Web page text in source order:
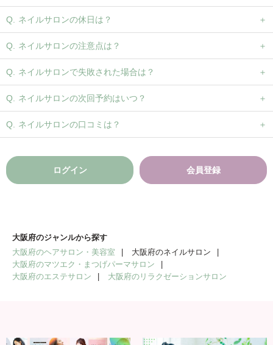
ネイルサロンの休日は？
ネイルサロンの注意点は？
ネイルサロンで失敗された場合は？
ネイルサロンの次回予約はいつ？
ネイルサロンの口コミは？
ログイン 会員登録
大阪府のジャンルから探す
大阪府のヘアサロン・美容室
大阪府のネイルサロン
大阪府のマツエク・まつげパーマサロン
大阪府のエステサロン
大阪府のリラクゼーションサロン